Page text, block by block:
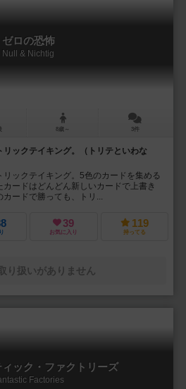
ゼロの恐怖
Null & Nichtig
8歳～ 3件
リックテイキング。（トリテといわな
リックテイキング。5色のカードを集める
ードはどんどん新しいカードで上書き
ードで勝っても、トリ...
39
お気に入り
119
持ってる
り扱いがありません
ック・ファクトリーズ
Factories